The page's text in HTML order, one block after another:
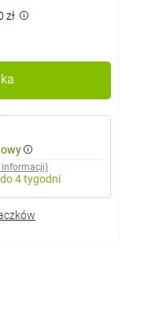
zł
informacji)
do 4 tygodni